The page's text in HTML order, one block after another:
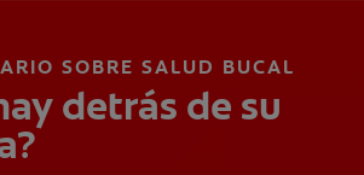
SOBRE SALUD BUCAL
detrás de su